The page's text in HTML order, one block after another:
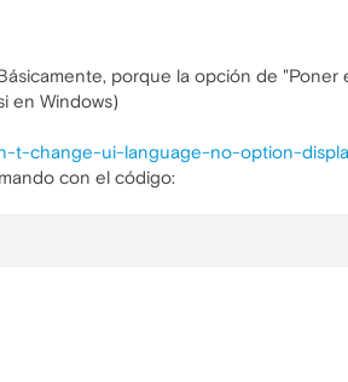
porque la opción de
en Windows)
t-change-ui-language-no-option-
con el código: